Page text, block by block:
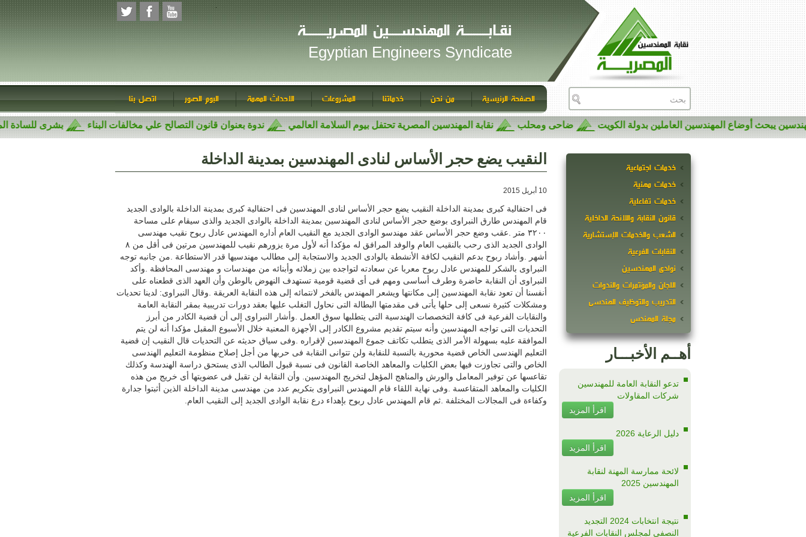
نقـابــــــــة المهندســــين المصـريـــــــة
Egyptian Engineers Syndicate
الصفحة الرئيسية من نحن خدماتنا المشروعات الاحداث المهمة البوم الصور اتصل بنا
يبحث أوضاع المهندسين العاملين بدولة الكويت ضاحى ومحلب نقابة المهندسين المصرية تحتفل بيوم السلامة العالمي ندوة بعنوان قانون التصالح علي مخالفات البناء بشرى
خدمات اجتماعية
خدمات مهنية
خدمات تفاعلية
قانون النقابة واللائحة الداخلية
الشعب والخدمات الإستشارية
النقابات الفرعية
نوادى المهندسين
اللجان والمؤتمرات والندوات
التدريب والتوظيف الهندسى
مجلة المهندس
أهــم الأخبـــار
تدعو النقابة العامة للمهندسين
شركات المقاولات
اقرأ المزيد
دليل الرعاية 2026
اقرأ المزيد
لائحة ممارسة المهنة لنقابة
المهندسين 2025
اقرأ المزيد
نتيجة انتخابات 2024 التجديد
النصفى لمجلس النقابات الفرعية
النقيب يضع حجر الأساس لنادى المهندسين بمدينة الداخلة
10 أبريل 2015
فى احتفالية كبرى بمدينة الداخلة النقيب يضع حجر الأساس لنادى المهندسين فى احتفالية كبرى بمدينة الداخلة بالوادى الجديد
قام المهندس طارق النبراوى بوضع حجر الأساس لنادى المهندسين بمدينة الداخلة بالوادى الجديد والذى سيقام على مساحة
٣٢٠٠ متر
عقب وضع حجر الأساس عقد مهندسو الوادى الجديد مع النقيب العام أداره المهندس عادل ربوح نقيب مهندسى
الوادى الجديد الذى رحب بالنقيب العام والوفد المرافق له مؤكدا أنه لأول مرة يزورهم نقيب للمهندسين مرتين فى أقل من ٨
أشهر
وأشاد ربوح بدعم النقيب لكافة الأنشطة بالوادى الجديد والاستجابة إلى مطالب مهندسيها قدر الاستطاعة
من جانبه توجه
النبراوى بالشكر للمهندس عادل ربوح معربا عن سعادته لتواجده بين زملائه وأبنائه من مهندسات و مهندسى المحافظة
وأكد
النبراوى أن النقابة حاضرة وطرف أساسى ومهم فى أى قضية قومية تستهدف النهوض بالوطن وأن العهد الذى قطعناه على
أنفسنا أن تعود نقابة المهندسين إلى مكانتها ويشعر المهندس بالفخر لانتمائه إلى هذه النقابة العريقة
وقال النبراوى: لدينا تحديات
ومشكلات كثيرة نسعى إلى حلها يأتى فى مقدمتها البطالة التى نحاول التغلب عليها بعقد دورات تدريبية بمقر النقابة العامة
والنقابات الفرعية فى كافة التخصصات الهندسية التى يتطلبها سوق العمل
وأشار النبراوى إلى أن قضية الكادر من أبرز
التحديات التى تواجه المهندسين وأنه سيتم تقديم مشروع الكادر إلى الأجهزة المعنية خلال الأسبوع المقبل مؤكدا أنه لن يتم
الموافقة عليه بسهولة الأمر الذى يتطلب تكاتف جموع المهندسبن لإقراره
وفى سياق حديثه عن التحديات قال النقيب إن قضية
التعليم الهندسى الخاص قضية محورية بالنسبة للنقابة ولن تتوانى النقابة فى حربها من أجل إصلاح منظومة التعليم الهندسى
الخاص والتى تجاوزت فيها بعض الكليات والمعاهد الخاصة القانون فى نسبة قبول الطالب الذى يستحق دراسة الهندسة وكذلك
تقاعسها عن توفير المعامل والورش والمناهج المؤهل لتخريج المهندسين. وأن النقابة لن تقبل فى عضويتها أى خريج من هذه
الكليات والمعاهد المتقاعسة
وفى نهاية اللقاء قام المهندس النبراوى بتكريم عدد من مهندسى مدينة الداخلة الذين أثبتوا جدارة
وكفاءة فى المجالات المختلفة ثم قام المهندس عادل ربوح بإهداء درع نقابة الوادى الجديد إلى النقيب العام